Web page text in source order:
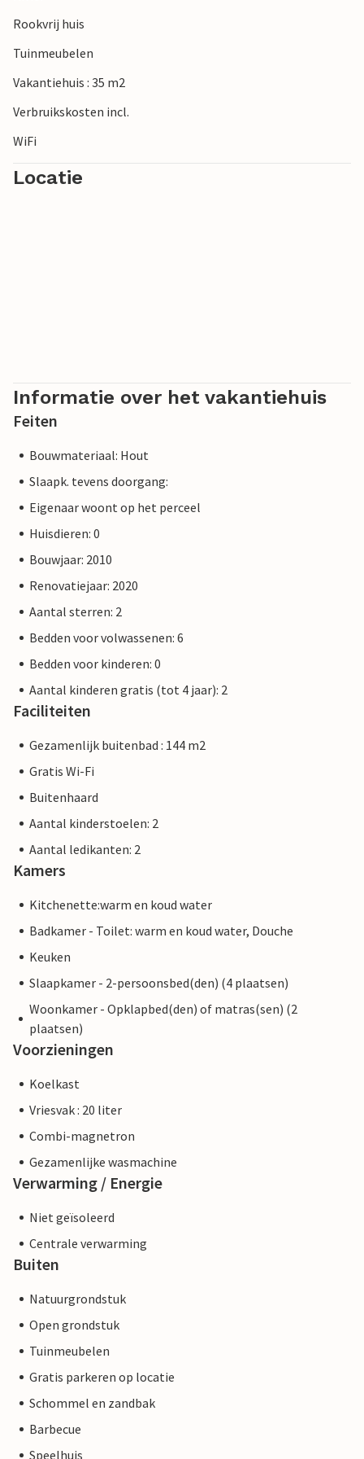
Rookvrij huis
Tuinmeubelen
Vakantiehuis : 35 m2
Verbruikskosten incl.
WiFi
Locatie
Informatie over het vakantiehuis
Feiten
Bouwmateriaal: Hout
Slaapk. tevens doorgang:
Eigenaar woont op het perceel
Huisdieren: 0
Bouwjaar: 2010
Renovatiejaar: 2020
Aantal sterren: 2
Bedden voor volwassenen: 6
Bedden voor kinderen: 0
Aantal kinderen gratis (tot 4 jaar): 2
Faciliteiten
Gezamenlijk buitenbad : 144 m2
Gratis Wi-Fi
Buitenhaard
Aantal kinderstoelen: 2
Aantal ledikanten: 2
Kamers
Kitchenette:warm en koud water
Badkamer - Toilet: warm en koud water, Douche
Keuken
Slaapkamer - 2-persoonsbed(den) (4 plaatsen)
Woonkamer - Opklapbed(den) of matras(sen) (2
plaatsen)
Voorzieningen
Koelkast
Vriesvak : 20 liter
Combi-magnetron
Gezamenlijke wasmachine
Verwarming / Energie
Niet geïsoleerd
Centrale verwarming
Buiten
Natuurgrondstuk
Open grondstuk
Tuinmeubelen
Gratis parkeren op locatie
Schommel en zandbak
Barbecue
Speelhuis